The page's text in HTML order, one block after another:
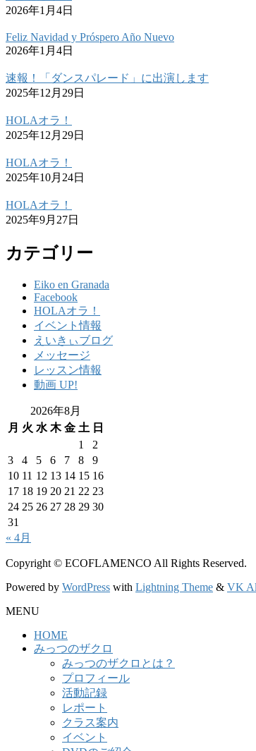
2026年1月4日
Feliz Navidad y Próspero Año Nuevo
2026年1月4日
速報！「ダンスパレード」に出演します
2025年12月29日
HOLAオラ！
2025年12月29日
HOLAオラ！
2025年10月24日
HOLAオラ！
2025年9月27日
カテゴリー
Eiko en Granada
Facebook
HOLAオラ！
イベント情報
えいきぃブログ
メッセージ
レッスン情報
動画 UP!
2026年8月
月 火 水 木 金 土 日
1
2
3
4 5 6 7 8
9
10 11 12 13 14 15 16
17 18 19 20 21 22 23
24 25 26 27 28 29 30
31
« 4月
Copyright © ECOFLAMENCO All Rights Reserved.
Powered by WordPress with Lightning Theme & VK
MENU
HOME
みっつのザクロ
みっつのザクロとは？
プロフィール
活動記録
レポート
クラス案内
イベント